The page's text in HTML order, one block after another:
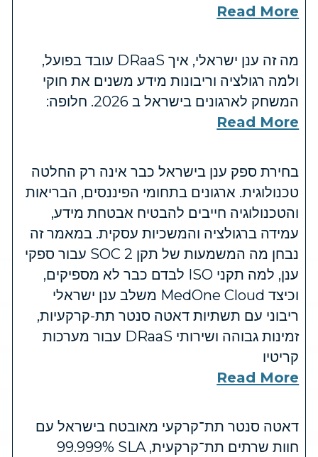
Read More
מה זה ענן ישראלי, איך DRaaS עובד בפועל,
ולמה רגולציה וריבונות מידע משנים את חוקי
המשחק לארגונים בישראל ב 2026. חלופה:
Read More
בחירת ספק ענן בישראל כבר אינה רק החלטה
טכנולוגית. ארגונים בתחומי הפיננסים, הבריאות
והטכנולוגיה חייבים להבטיח אבטחת מידע,
עמידה ברגולציה והמשכיות עסקית. במאמר זה
נבחן מה המשמעות של תקן SOC 2 עבור ספקי
ענן, למה תקני ISO לבדם כבר לא מספיקים,
וכיצד MedOne Cloud משלב ענן ישראלי
ריבוני עם תשתיות דאטה סנטר תת-קרקעיות,
זמינות גבוהה ושירותי DRaaS עבור מערכות
קריטיו
Read More
דאטה סנטר תת־קרקעי מאובטח בישראל עם
חוות שרתים תת־קרקעית, SLA ‏99.999%